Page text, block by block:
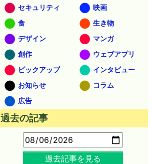
セキュリティ
映画
食
生き物
デザイン
マンガ
創作
ウェブアプリ
ピックアップ
インタビュー
お知らせ
コラム
広告
過去の記事
過去記事を見る